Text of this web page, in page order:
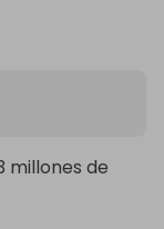
millones de